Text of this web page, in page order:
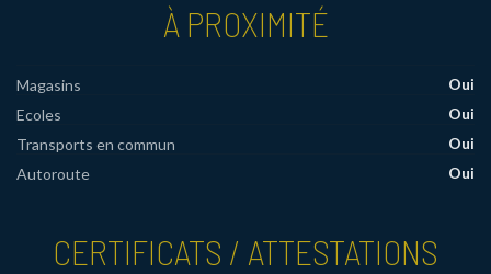
À PROXIMITÉ
Magasins
Oui
Ecoles
Oui
Transports en commun
Oui
Autoroute
Oui
CERTIFICATS / ATTESTATIONS